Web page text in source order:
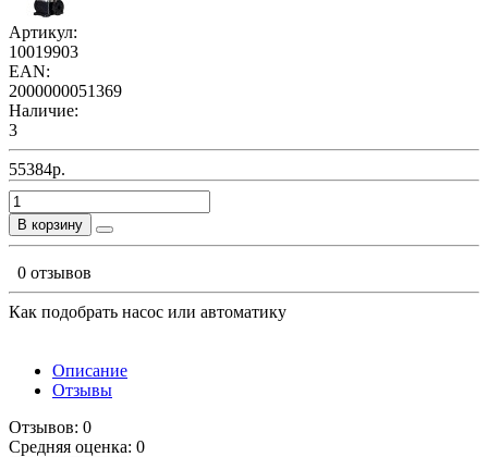
Артикул:
10019903
EAN:
2000000051369
Наличие:
3
55384р.
В корзину
0 отзывов
Как подобрать насос или автоматику
Описание
Отзывы
Отзывов: 0
Средняя оценка: 0